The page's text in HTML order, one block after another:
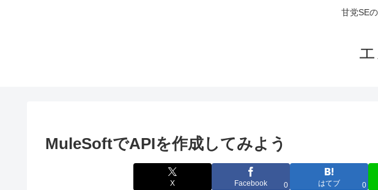
甘党SE
MuleSoftでAPIを作成してみよう
X Facebook 0 はてブ 0